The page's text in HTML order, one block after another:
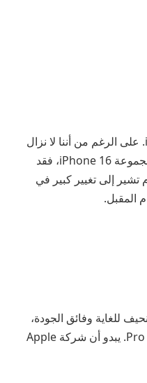
إنه وقت مزدحم لشائعات iPhone. على الرغم من أننا لا نزال
على بعد أشهر من الظهور الأول لمجموعة iPhone 16، فقد
تشير إلى تغيير كبير في
يُقال إن أحد طرازات iPhone 17 نحيف للغاية وفائق الجودة،
ويأتي بسعر يبدأ أعلى من 17 Pro Max. يبدو أن شركة Apple